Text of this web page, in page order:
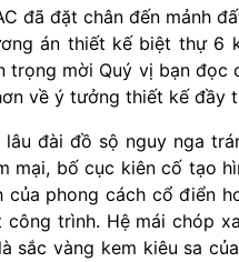
đã đặt chân đến mảnh
án thiết kế biệt thự 6
trọng mời Quý vị bạn đọc
về ý tưởng thiết kế đầy
lâu đài đồ sộ nguy nga
mại, bố cục kiên cố tạo
của phong cách cổ điển
công trình. Hệ mái chóp
sắc vàng kem kiêu sa